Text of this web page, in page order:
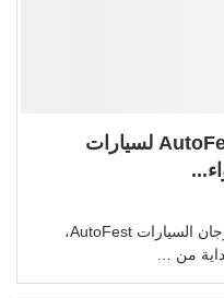
النسخة الثالثة من مهرجان AutoFest لسيارات
تنطلق فعاليات النسخة الثالثة من مهرجان السيارات AutoFest،